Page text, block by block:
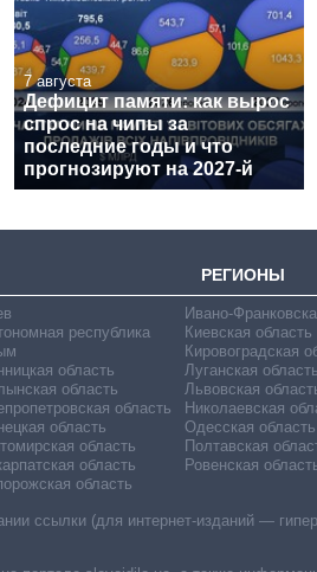
7 августа
Дефицит памяти: как вырос
спрос на чипы за
последние годы и что
прогнозируют на 2027-й
РЕГИОНЫ
республика
область
область
область
область
область
область
область
Ивано-
Киевская область
Кировоградская
Луганская область
Львовская
Николаевская
Одесская область
Полтавская
Ровенская
ссылки (для интернет-изданий —